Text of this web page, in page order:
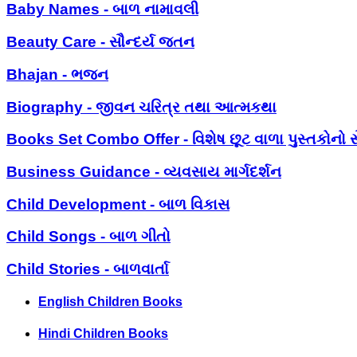
Baby Names - બાળ નામાવલી
Beauty Care - સૌન્દર્ય જતન
Bhajan - ભજન
Biography - જીવન ચરિત્ર તથા આત્મકથા
Books Set Combo Offer - વિશેષ છૂટ વાળા પુસ્તકોનો
Business Guidance - વ્યવસાય માર્ગદર્શન
Child Development - બાળ વિકાસ
Child Songs - બાળ ગીતો
Child Stories - બાળવાર્તા
English Children Books
Hindi Children Books